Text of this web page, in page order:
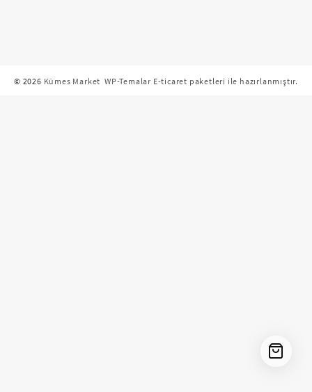
© 2026 Kümes Market WP-Temalar E-ticaret paketleri ile hazırlanmıştır.